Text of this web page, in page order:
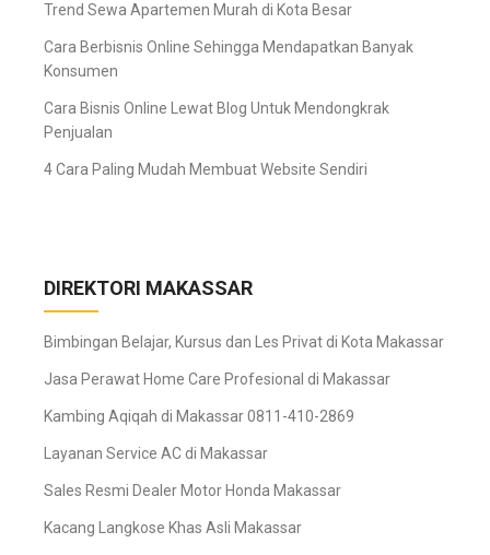
Trend Sewa Apartemen Murah di Kota Besar
Cara Berbisnis Online Sehingga Mendapatkan Banyak
Konsumen
Cara Bisnis Online Lewat Blog Untuk Mendongkrak
Penjualan
4 Cara Paling Mudah Membuat Website Sendiri
DIREKTORI MAKASSAR
Bimbingan Belajar, Kursus dan Les Privat di Kota Makassar
Jasa Perawat Home Care Profesional di Makassar
Kambing Aqiqah di Makassar 0811-410-2869
Layanan Service AC di Makassar
Sales Resmi Dealer Motor Honda Makassar
Kacang Langkose Khas Asli Makassar